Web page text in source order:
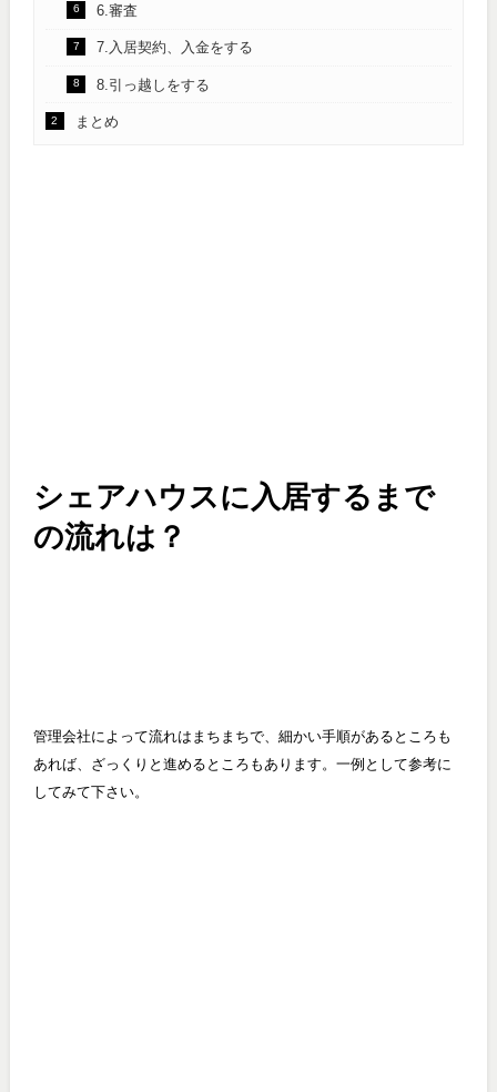
6.審査
7.入居契約、入金をする
8.引っ越しをする
まとめ
シェアハウスに入居するまで
の流れは？
管理会社によって流れはまちまちで、細かい手順があるところも
あれば、ざっくりと進めるところもあります。一例として参考に
してみて下さい。